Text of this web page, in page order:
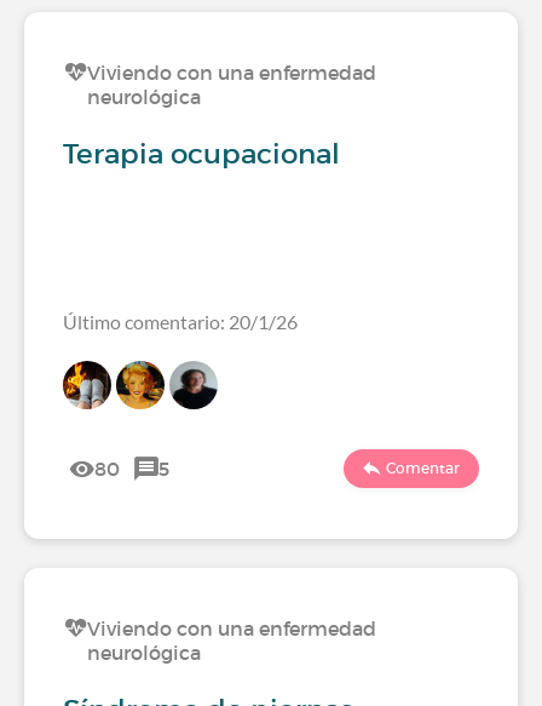
Viviendo con una enfermedad
neurológica
Terapia ocupacional
Último comentario: 20/1/26
80 5 Comentar
Viviendo con una enfermedad
neurológica